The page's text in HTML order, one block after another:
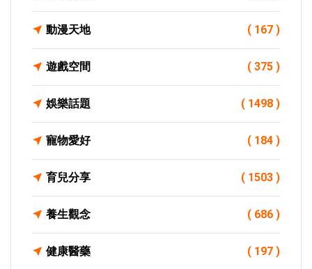
動漫天地 ( 167 )
遊戲空間 ( 375 )
娛樂話題 ( 1498 )
寵物愛好 ( 184 )
育兒分享 ( 1503 )
養生觀念 ( 686 )
健康醫藥 ( 197 )